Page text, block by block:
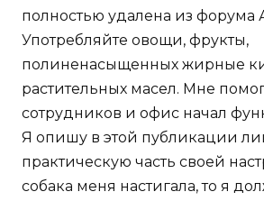
полностью удалена из форума
Употребляйте овощи, фрукты,
полиненасыщенных жирные
растительных масел. Мне
сотрудников и офис начал
Я опишу в этой публикации
практическую часть своей
собака меня настигала, то я